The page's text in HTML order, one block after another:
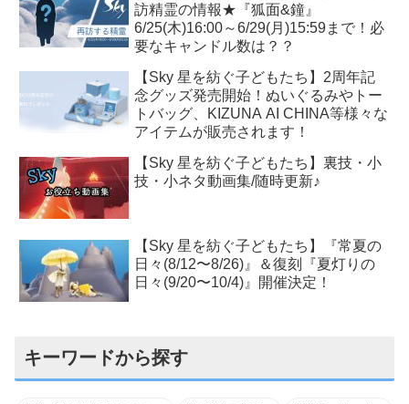
訪精霊の情報★『狐面&鐘』
6/25(木)16:00～6/29(月)15:59まで！必
要なキャンドル数は？？
【Sky 星を紡ぐ子どもたち】2周年記
念グッズ発売開始！ぬいぐるみやトー
トバッグ、KIZUNA AI CHINA等様々な
アイテムが販売されます！
【Sky 星を紡ぐ子どもたち】裏技・小
技・小ネタ動画集/随時更新♪
【Sky 星を紡ぐ子どもたち】『常夏の
日々(8/12〜8/26)』＆復刻『夏灯りの
日々(9/20〜10/4)』開催決定！
キーワードから探す